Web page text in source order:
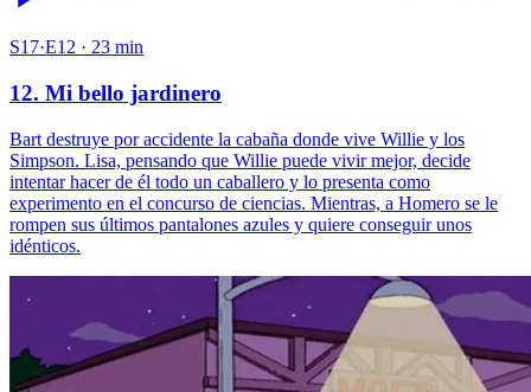
S17·E12 · 23 min
12. Mi bello jardinero
Bart destruye por accidente la cabaña donde vive Willie y los
Simpson. Lisa, pensando que Willie puede vivir mejor, decide
intentar hacer de él todo un caballero y lo presenta como
experimento en el concurso de ciencias. Mientras, a Homero se le
rompen sus últimos pantalones azules y quiere conseguir unos
idénticos.